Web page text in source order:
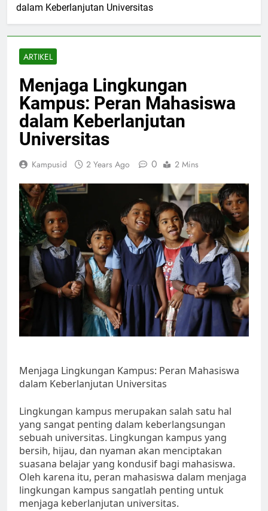
dalam Keberlanjutan Universitas
ARTIKEL
Menjaga Lingkungan
Kampus: Peran Mahasiswa
dalam Keberlanjutan
Universitas
Kampusid 2 Years Ago 0 2 Mins
Menjaga Lingkungan Kampus: Peran Mahasiswa
dalam Keberlanjutan Universitas
Lingkungan kampus merupakan salah satu hal
yang sangat penting dalam keberlangsungan
sebuah universitas. Lingkungan kampus yang
bersih, hijau, dan nyaman akan menciptakan
suasana belajar yang kondusif bagi mahasiswa.
Oleh karena itu, peran mahasiswa dalam menjaga
lingkungan kampus sangatlah penting untuk
menjaga keberlanjutan universitas.